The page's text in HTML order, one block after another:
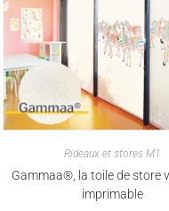
Rideaux et stores M1
Gammaa®, la toile de store
imprimable